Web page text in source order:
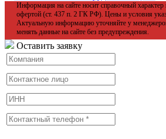
Информация на сайте носит справочный
офертой (ст. 437 п. 2 ГК РФ). Цены и условия
Актуальную информацию уточняйте у
менять данные на сайте без предупреждения.
Оставить заявку